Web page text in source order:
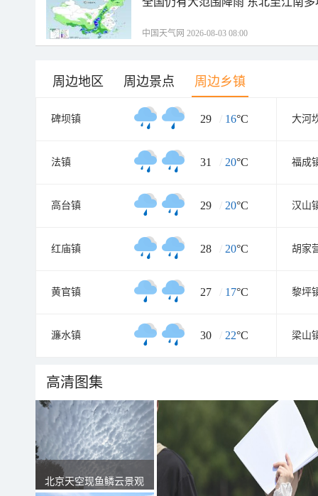
中国天气网 2026-08-03 08:00
周边地区 周边景点 周边乡镇
碑坝镇 29 / 16°C 大河
法镇 31 / 20°C 福成
高台镇 29 / 20°C 汉山
红庙镇 28 / 20°C 胡家
黄官镇 27 / 17°C 黎坪
濂水镇 30 / 22°C 梁山
高清图集
北京天空现鱼鳞云景观